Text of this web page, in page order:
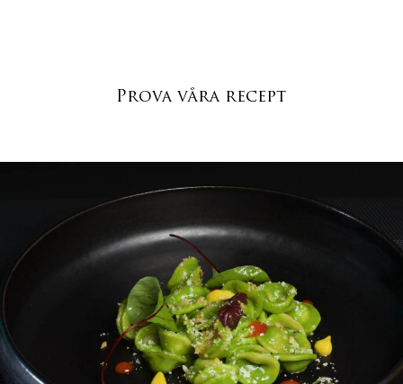
Prova våra recept